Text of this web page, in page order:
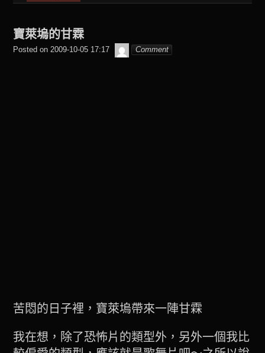
was
posted
寶萊塢的甘霖
Posted on 2009-10-05 17:17 beagle2001_tw
Comment
苦悶的日子裡，寶萊塢帶來一陣甘霖
我在想，除了恐怖片的類型外，另外一個我比